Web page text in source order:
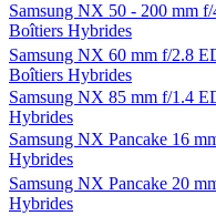
Samsung NX 50 - 200 mm
Boîtiers Hybrides
Samsung NX 60 mm f/2.8
Boîtiers Hybrides
Samsung NX 85 mm f/1.4
Hybrides
Samsung NX Pancake 16
Hybrides
Samsung NX Pancake 20
Hybrides